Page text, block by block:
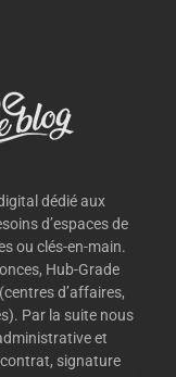
dédié aux
d’espaces de
ou clés-en-main.
Hub-Grade
d’affaires,
Par la suite nous
et
signature